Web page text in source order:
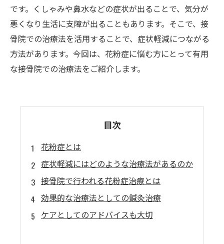
です。くしゃみや鼻水などの症状が出ることで、気分が
悪くなり生活に支障が出ることもあります。そこで、接
骨院での治療法を活用することで、症状軽減につながる
方法があります。今回は、花粉症に悩む方にとって有用
な接骨院での治療法をご紹介します。
目次
花粉症とは
症状軽減にはどのような治療法があるのか
接骨院で行われる花粉症治療とは
効果的な治療法としての鍼灸治療
ケアとしてのアドバイスも大切